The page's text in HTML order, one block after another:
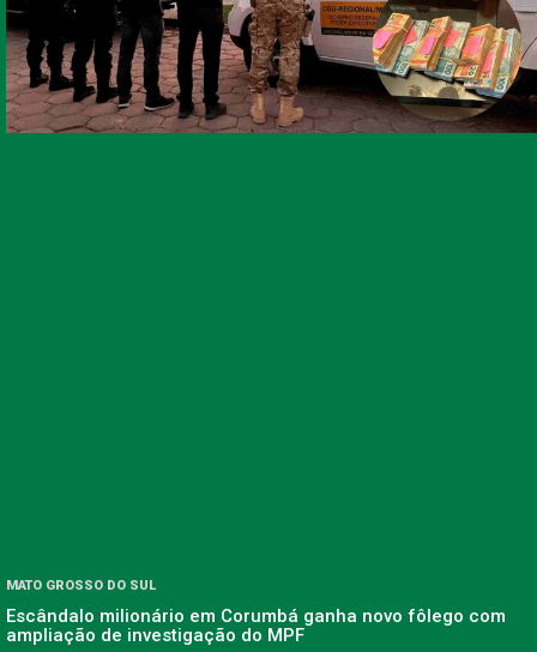
MATO GROSSO DO SUL
Escândalo milionário em Corumbá ganha novo fôlego com
ampliação de investigação do MPF